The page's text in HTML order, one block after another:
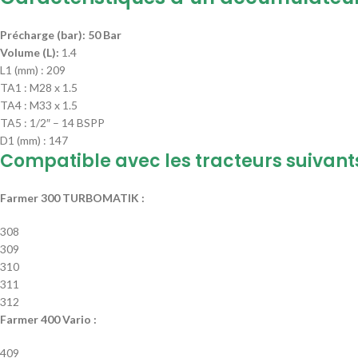
Précharge (bar): 50 Bar
Volume (L): 1.4
L1 (mm) : 209
TA1 : M28 x 1.5
TA4 : M33 x 1.5
TA5 : 1/2″ – 14 BSPP
D1 (mm) : 147
Compatible avec les tracteurs
Farmer 300 TURBOMATIK :
308
309
310
311
312
Farmer 400 Vario :
409